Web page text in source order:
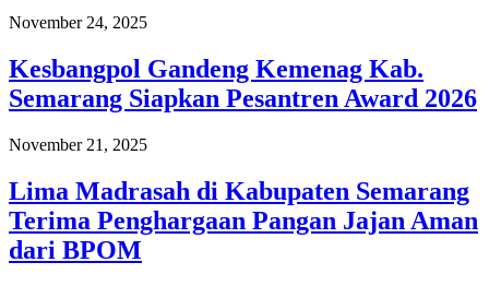
November 24, 2025
Kesbangpol Gandeng Kemenag Kab.
Semarang Siapkan Pesantren Award 2026
November 21, 2025
Lima Madrasah di Kabupaten Semarang
Terima Penghargaan Pangan Jajan Aman
dari BPOM